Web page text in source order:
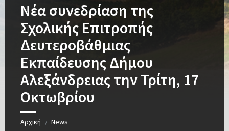
Νέα συνεδρίαση της
Σχολικής Επιτροπής
Δευτεροβάθμιας
Εκπαίδευσης Δήμου
Αλεξάνδρειας την Τρίτη, 17
Οκτωβρίου
Αρχική / News